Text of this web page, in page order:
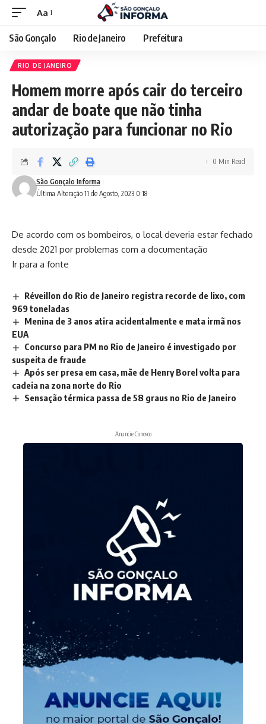
Aa
São Gonçalo Rio de Janeiro Prefeitura
RIO DE JANEIRO
Homem morre após cair do terceiro
andar de boate que não tinha
autorização para funcionar no Rio
Última Alteração 11 de Agosto, 2023 0:18
São Gonçalo Informa
0 Min Read
De acordo com os bombeiros, o local deveria estar fechado
desde 2021 por problemas com a documentação
Ir para a fonte
Réveillon do Rio de Janeiro registra recorde de lixo, com
969 toneladas
Menina de 3 anos atira acidentalmente e mata irmã nos
EUA
Concurso para PM no Rio de Janeiro é investigado por
suspeita de fraude
Após ser presa em casa, mãe de Henry Borel volta para
cadeia na zona norte do Rio
Sensação térmica passa de 58 graus no Rio de Janeiro
Anuncie Conosco